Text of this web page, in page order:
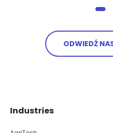
ODWIEDŹ
Industries